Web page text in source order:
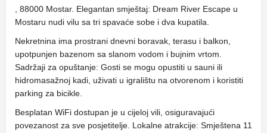
, 88000 Mostar. Elegantan smještaj: Dream River Escape u
Mostaru nudi vilu sa tri spavaće sobe i dva kupatila.
Nekretnina ima prostrani dnevni boravak, terasu i balkon,
upotpunjen bazenom sa slanom vodom i bujnim vrtom.
Sadržaji za opuštanje: Gosti se mogu opustiti u sauni ili
hidromasažnoj kadi, uživati ​​u igralištu na otvorenom i koristiti
parking za bicikle.
Besplatan WiFi dostupan je u cijeloj vili, osiguravajući
povezanost za sve posjetitelje. Lokalne atrakcije: Smještena 11